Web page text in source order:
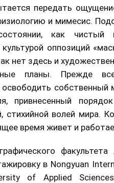
передать
и мимесис.
как чистый
оппозиций
нет здесь и
планы. Прежде
собственный
привнесенный
стихийной волей мира.
время живет и
в Nongyuan
of Applied